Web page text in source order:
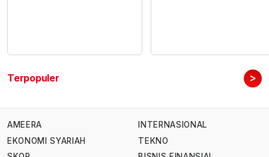
Terpopuler >
AMEERA
EKONOMI SYARIAH
INTERNASIONAL
TEKNO